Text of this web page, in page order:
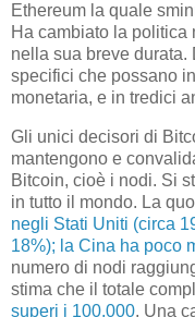
Ethereum la quale
Ha cambiato la politica
nella sua breve
specifici che possano
monetaria, e in tredici
Gli unici decisori di
mantengono e
Bitcoin, cioè i nodi. Si
in tutto il mondo. La
negli Stati Uniti (circa
18%); la Cina ha poco
numero di nodi
stima che il totale
superi i 100.000. Una